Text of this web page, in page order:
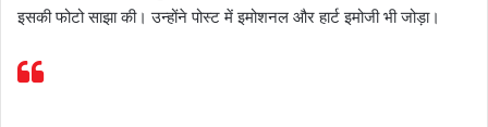
इसकी फोटो साझा की। उन्होंने पोस्ट में इमोशनल और हार्ट इमोजी भी जोड़ा।